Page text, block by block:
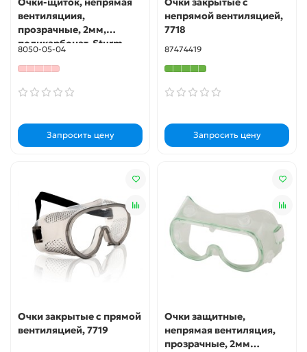
вентиляциия,
прозрачные, 2мм,
поликарбонат, Sturm
8050-05-04
Запросить цену
непрямой вентиляцией,
7718
87474419
Запросить цену
Очки закрытые с прямой
вентиляцией, 7719
Очки защитные,
непрямая вентиляция,
прозрачные, 2мм